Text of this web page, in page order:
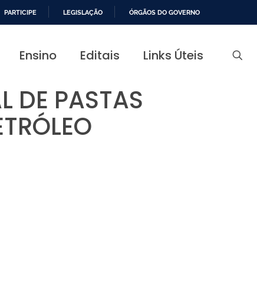
PARTICIPE LEGISLAÇÃO ÓRGÃOS DO GOVERNO
Ensino Editais Links Úteis
DE PASTAS